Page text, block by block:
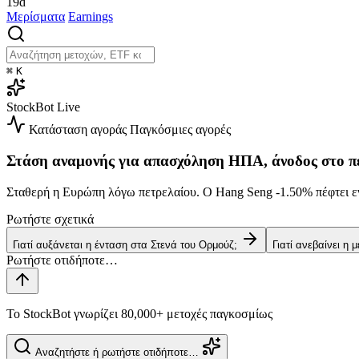
Μερίσματα Earnings
⌘ K
StockBot Live
Κατάσταση αγοράς Παγκόσμιες αγορές
Στάση αναμονής για απασχόληση ΗΠΑ, άνοδος στο
Σταθερή η Ευρώπη λόγω πετρελαίου. Ο Hang Seng -1.50% πέφτει
Ρωτήστε σχετικά
Γιατί αυξάνεται η ένταση στα Στενά του Ορμούζ; Γιατί ανεβαίνει
Το StockBot γνωρίζει 80,000+ μετοχές παγκοσμίως
Αναζητήστε ή ρωτήστε οτιδήποτε…